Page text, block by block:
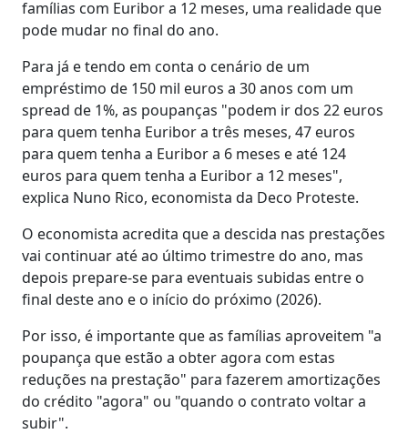
famílias com Euribor a 12 meses, uma realidade que
pode mudar no final do ano.
Para já e tendo em conta o cenário de um
empréstimo de 150 mil euros a 30 anos com um
spread de 1%, as poupanças "podem ir dos 22 euros
para quem tenha Euribor a três meses, 47 euros
para quem tenha a Euribor a 6 meses e até 124
euros para quem tenha a Euribor a 12 meses",
explica Nuno Rico, economista da Deco Proteste.
O economista acredita que a descida nas prestações
vai continuar até ao último trimestre do ano, mas
depois prepare-se para eventuais subidas entre o
final deste ano e o início do próximo (2026).
Por isso, é importante que as famílias aproveitem "a
poupança que estão a obter agora com estas
reduções na prestação" para fazerem amortizações
do crédito "agora" ou "quando o contrato voltar a
subir".